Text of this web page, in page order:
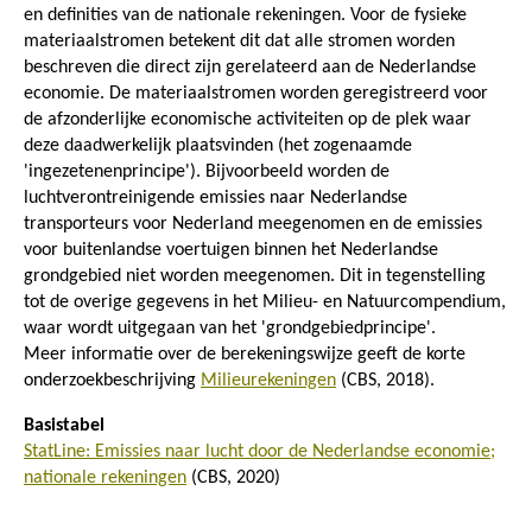
en definities van de nationale rekeningen. Voor de fysieke
materiaalstromen betekent dit dat alle stromen worden
beschreven die direct zijn gerelateerd aan de Nederlandse
economie. De materiaalstromen worden geregistreerd voor
de afzonderlijke economische activiteiten op de plek waar
deze daadwerkelijk plaatsvinden (het zogenaamde
'ingezetenenprincipe'). Bijvoorbeeld worden de
luchtverontreinigende emissies naar Nederlandse
transporteurs voor Nederland meegenomen en de emissies
voor buitenlandse voertuigen binnen het Nederlandse
grondgebied niet worden meegenomen. Dit in tegenstelling
tot de overige gegevens in het Milieu- en Natuurcompendium,
waar wordt uitgegaan van het 'grondgebiedprincipe'.
Meer informatie over de berekeningswijze geeft de korte
onderzoekbeschrijving Milieurekeningen (CBS, 2018).
Basistabel
StatLine: Emissies naar lucht door de Nederlandse economie;
nationale rekeningen (CBS, 2020)